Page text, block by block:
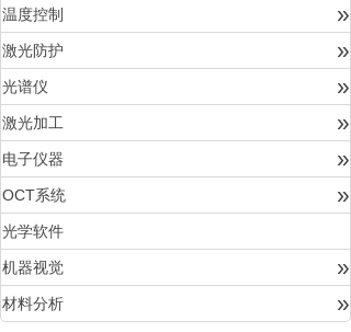
温度控制 »
激光防护 »
光谱仪 »
激光加工 »
电子仪器 »
OCT系统 »
光学软件
机器视觉 »
材料分析 »